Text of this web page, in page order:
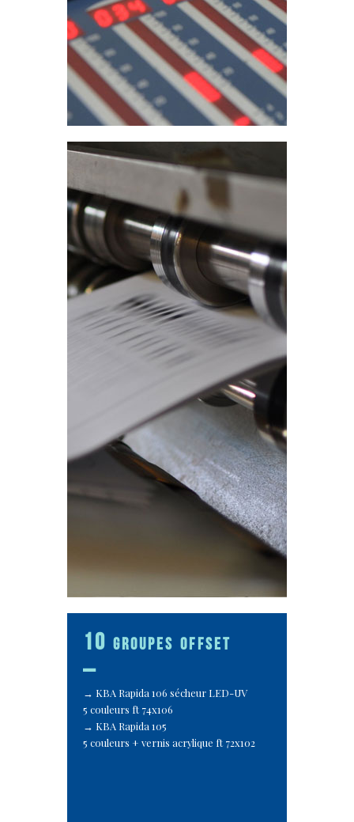
10 groupes offset
KBA Rapida 106 sécheur LED-UV
5 couleurs ft 74x106
KBA Rapida 105
5 couleurs + vernis acrylique ft 72x102